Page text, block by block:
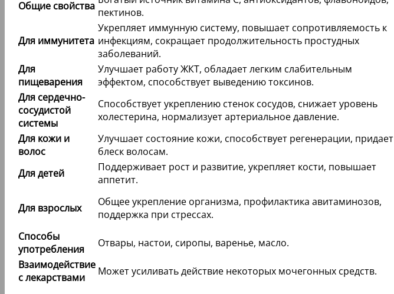
Общие свойства пектинов.
Для иммунитета
Укрепляет иммунную систему, повышает сопротивляемость к
инфекциям, сокращает продолжительность простудных
заболеваний.
Для
пищеварения
Улучшает работу ЖКТ, обладает легким слабительным
эффектом, способствует выведению токсинов.
Для сердечно-
сосудистой
системы
Способствует укреплению стенок сосудов, снижает уровень
холестерина, нормализует артериальное давление.
Для кожи и
волос
Улучшает состояние кожи, способствует регенерации, придает
блеск волосам.
Для детей
Поддерживает рост и развитие, укрепляет кости, повышает
аппетит.
Для взрослых
Общее укрепление организма, профилактика авитаминозов,
поддержка при стрессах.
Способы
употребления
Отвары, настои, сиропы, варенье, масло.
Взаимодействие
с лекарствами
Может усиливать действие некоторых мочегонных средств.